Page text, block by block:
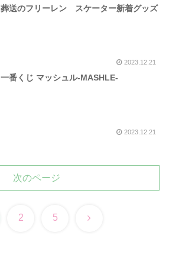
葬送のフリーレン スケーター新着グッズ
2023.12.21
一番くじ マッシュル-MASHLE-
2023.12.21
次のページ
2 5 次